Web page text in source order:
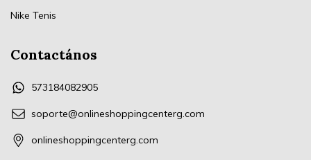
Nike Tenis
Contactános
573184082905
soporte@onlineshoppingcenterg.com
onlineshoppingcenterg.com